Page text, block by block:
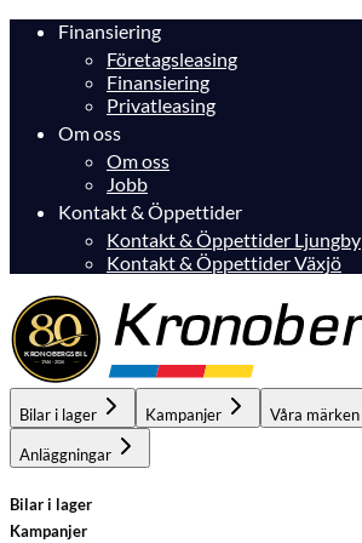
Finansiering
Företagsleasing
Finansiering
Privatleasing
Om oss
Om oss
Jobb
Kontakt & Öppettider
Kontakt & Öppettider Ljungby
Kontakt & Öppettider Växjö
Bilar i lager Kampanjer Våra märken
Anläggningar
Bilar i lager
Kampanjer